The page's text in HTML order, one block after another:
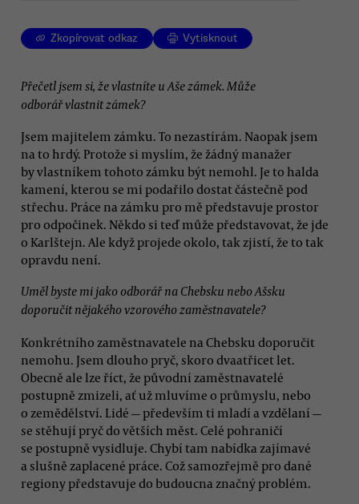
Zkopírovat odkaz Vytisknout
Přečetl jsem si, že vlastníte u Aše zámek. Může
odborář vlastnit zámek?
Jsem majitelem zámku. To nezastírám. Naopak jsem
na to hrdý. Protože si myslím, že žádný manažer
by vlastníkem tohoto zámku být nemohl. Je to halda
kamení, kterou se mi podařilo dostat částečně pod
střechu. Práce na zámku pro mě představuje prostor
pro odpočinek. Někdo si teď může představovat, že jde
o Karlštejn. Ale když projede okolo, tak zjistí, že to tak
opravdu není.
Uměl byste mi jako odborář na Chebsku nebo Ašsku
doporučit nějakého vzorového zaměstnavatele?
Konkrétního zaměstnavatele na Chebsku doporučit
nemohu. Jsem dlouho pryč, skoro dvaatřicet let.
Obecně ale lze říct, že původní zaměstnavatelé
postupně zmizeli, ať už mluvíme o průmyslu, nebo
o zemědělství. Lidé — především ti mladí a vzdělaní —
se stěhují pryč do větších měst. Celé pohraničí
se postupně vysidluje. Chybí tam nabídka zajímavé
a slušně zaplacené práce. Což samozřejmě pro dané
regiony představuje do budoucna značný problém.